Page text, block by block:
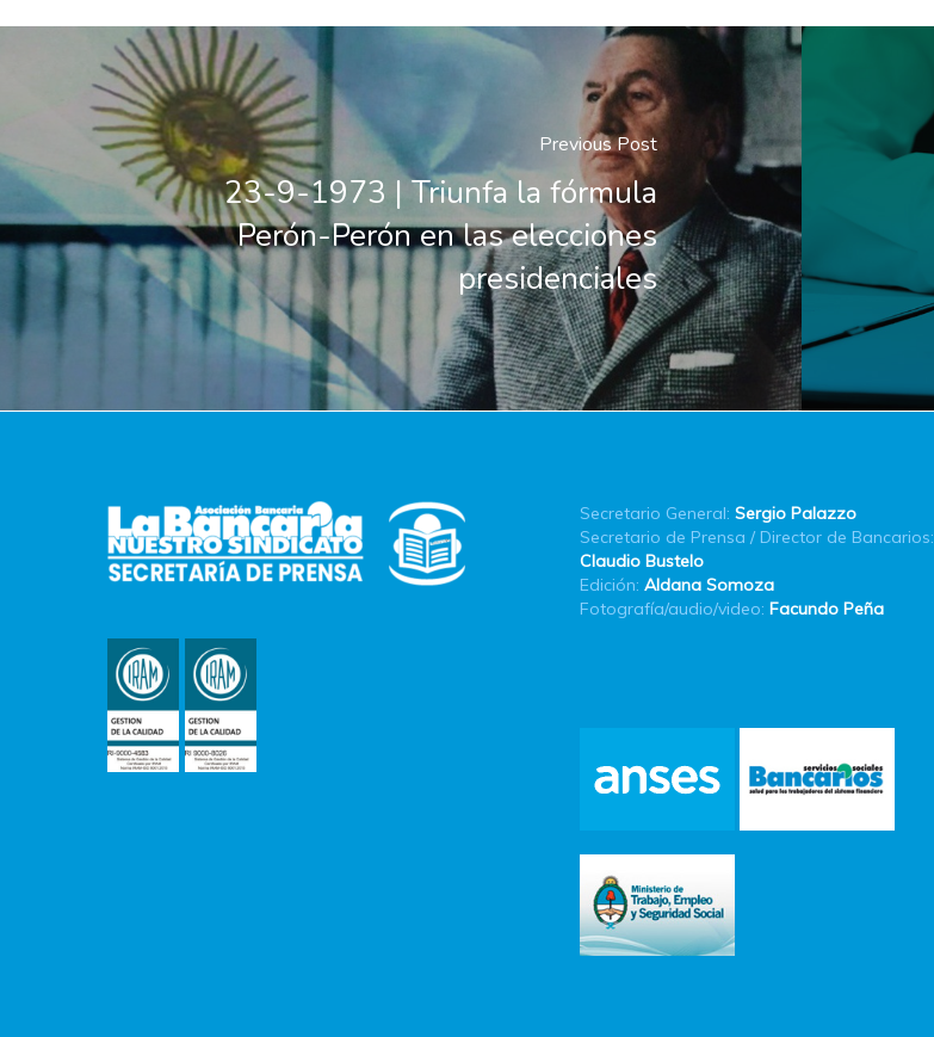
Previous Post
23-9-1973 | Triunfa la fórmula
Perón-Perón en las elecciones
presidenciales
Secretario General: Sergio Palazzo
Secretario de Prensa / Director de Bancarios:
Claudio Bustelo
Edición: Aldana Somoza
Fotografía/audio/video: Facundo Peña